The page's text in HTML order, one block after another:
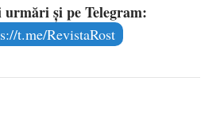
urmări și pe Telegram:
t.me/RevistaRost